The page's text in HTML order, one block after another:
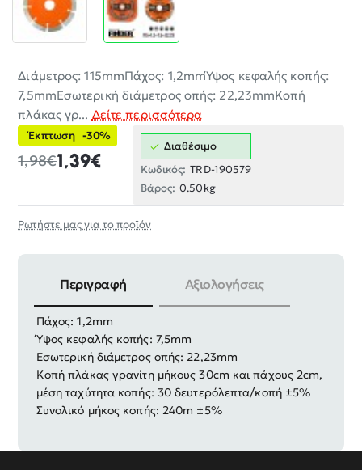
Διάμετρος: 115mmΠάχος: 1,2mmΎψος κεφαλής κοπής:
7,5mmΕσωτερική διάμετρος οπής: 22,23mmΚοπή
πλάκας γρ... Δείτε περισσότερα
Έκπτωση -30%
1,39€
1,98€
Διαθέσιμο
Κωδικός: TRD-190579
Βάρος: 0.50kg
Ρωτήστε μας για το προϊόν
Περιγραφή Αξιολογήσεις
Διάμετρος: 115mm
Πάχος: 1,2mm
Ύψος κεφαλής κοπής: 7,5mm
Εσωτερική διάμετρος οπής: 22,23mm
Κοπή πλάκας γρανίτη μήκους 30cm και πάχους 2cm,
μέση ταχύτητα κοπής: 30 δευτερόλεπτα/κοπή ±5%
Συνολικό μήκος κοπής: 240m ±5%